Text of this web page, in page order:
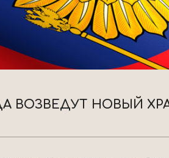
ВОЗВЕДУТ НОВЫЙ